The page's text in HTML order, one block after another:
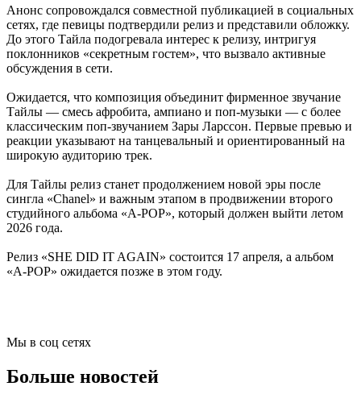
Анонс сопровождался совместной публикацией в социальных
сетях, где певицы подтвердили релиз и представили обложку.
До этого Тайла подогревала интерес к релизу, интригуя
поклонников «секретным гостем», что вызвало активные
обсуждения в сети.
Ожидается, что композиция объединит фирменное звучание
Тайлы — смесь афробита, ампиано и поп-музыки — с более
классическим поп-звучанием Зары Ларссон. Первые превью и
реакции указывают на танцевальный и ориентированный на
широкую аудиторию трек.
Для Тайлы релиз станет продолжением новой эры после
сингла «Chanel» и важным этапом в продвижении второго
студийного альбома «A-POP», который должен выйти летом
2026 года.
Релиз «SHE DID IT AGAIN» состоится 17 апреля, а альбом
«A-POP» ожидается позже в этом году.
Мы в соц сетях
Больше новостей